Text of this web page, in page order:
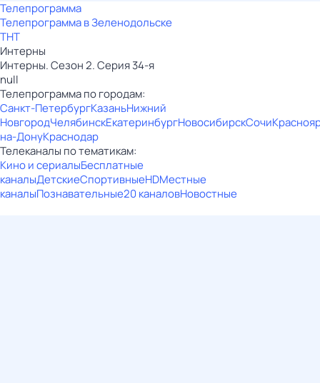
Телепрограмма
Телепрограмма в Зеленодольске
ТНТ
Интерны
Интерны. Сезон 2. Серия 34-я
null
Телепрограмма по городам:
Санкт-ПетербургКазаньНижний
НовгородЧелябинскЕкатеринбургНовосибирскСочи
на-ДонуКраснодар
Телеканалы по тематикам:
Кино и сериалыБесплатные
каналыДетскиеСпортивныеHDМестные
каналыПознавательные20 каналовНовостные